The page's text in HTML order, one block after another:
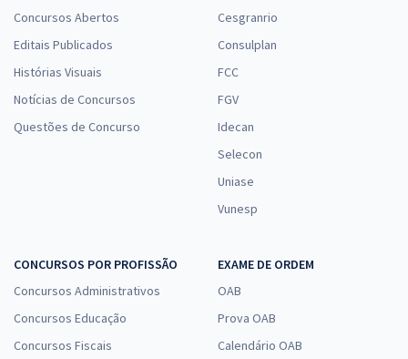
Concursos Abertos
Editais Publicados
Histórias Visuais
Notícias de Concursos
Questões de Concurso
Cesgranrio
Consulplan
FCC
FGV
Idecan
Selecon
Uniase
Vunesp
CONCURSOS POR PROFISSÃO
Concursos Administrativos
Concursos Educação
Concursos Fiscais
EXAME DE ORDEM
OAB
Prova OAB
Calendário OAB